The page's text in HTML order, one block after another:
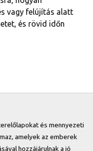
vagy felújítás alatt
és rövid időn
és mennyezeti
amelyek az emberek
hozzájárulnak a jó